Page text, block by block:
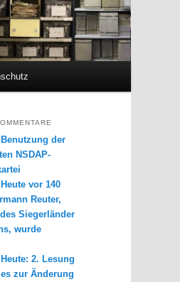
Benutzung der
NSDAP-
Heute vor 140
Reuter,
Siegerländer
wurde
Heute: 2. Lesung
zur Änderung